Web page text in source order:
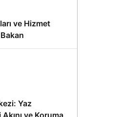
ve Hizmet
Yaz